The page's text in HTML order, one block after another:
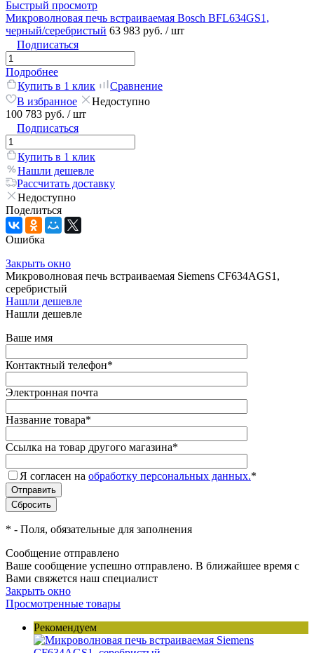
Быстрый просмотр
Микроволновая печь встраиваемая Bosch BFL634GS1,
черный/серебристый 63 983 руб. / шт
Подписаться
Подробнее
Купить в 1 клик
Сравнение
В избранное
Недоступно
100 783 руб. / шт
Подписаться
Купить в 1 клик
Нашли дешевле
Рассчитать доставку
Недоступно
Поделиться
Ошибка
Закрыть окно
Микроволновая печь встраиваемая Siemens CF634AGS1,
серебристый
Нашли дешевле
Нашли дешевле
Ваше имя
Контактный телефон*
Электронная почта
Название товара*
Ссылка на товар другого магазина*
Я согласен на обработку персональных данных.*
* - Поля, обязательные для заполнения
Сообщение отправлено
Ваше сообщение успешно отправлено. В ближайшее время с
Вами свяжется наш специалист
Закрыть окно
Просмотренные товары
Рекомендуем